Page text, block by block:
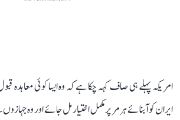
امریکہ پہلے ہی صاف کہہ چکا ہے کہ وہ ایسا کوئی
ایران کو آبنائے ہرمر پر مکمل اختیار مل جائے اور وہ